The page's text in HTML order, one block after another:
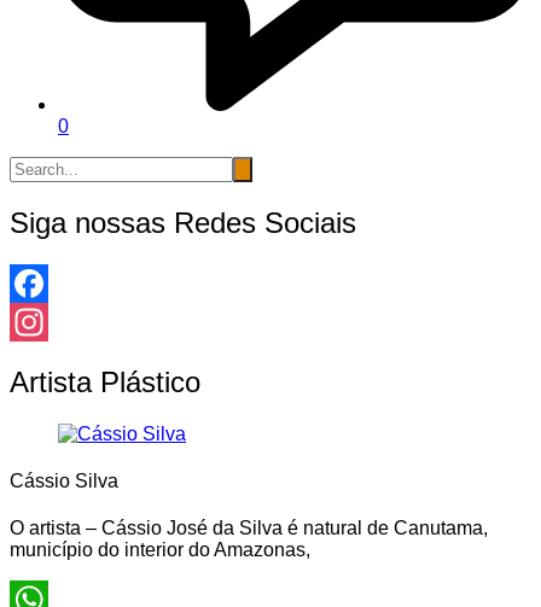
0
Siga nossas Redes Sociais
Facebook
Artista Plástico
Cássio Silva
O artista – Cássio José da Silva é natural de Canutama,
município do interior do Amazonas,